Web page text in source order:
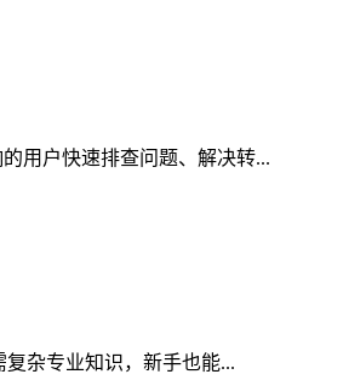
用户快速排查问题、解决转...
杂专业知识，新手也能...